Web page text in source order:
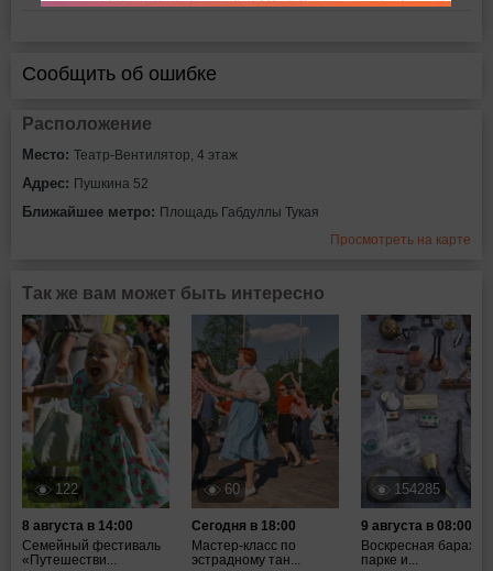
Сообщить об ошибке
Расположение
Место: Театр-Вентилятор, 4 этаж
Адрес: Пушкина 52
Ближайшее метро: Площадь Габдуллы Тукая
Просмотреть на карте
Так же вам может быть интересно
122
8 августа в 14:00
Семейный фестиваль
«Путешестви...
60
Сегодня в 18:00
Мастер-класс по
эстрадному тан...
154285
9 августа в 08:00
Воскресная
парке и...